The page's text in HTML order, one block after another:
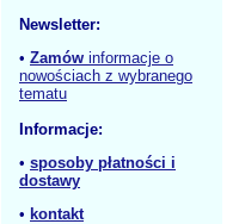
Newsletter:
• Zamów informacje o
nowościach z wybranego
tematu
Informacje:
• sposoby płatności i
dostawy
• kontakt